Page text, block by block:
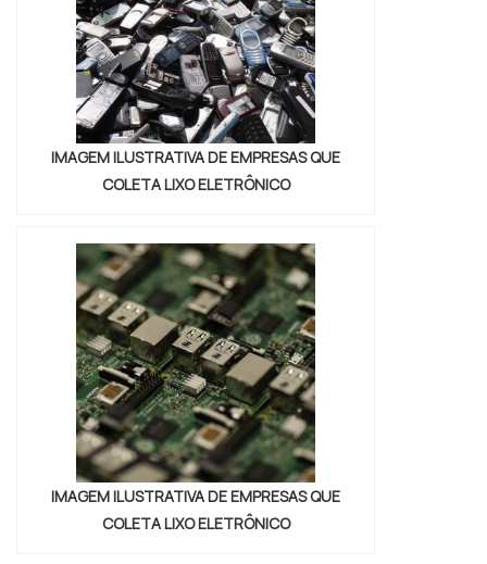
Ambiental. Dispon...
IMAGEM ILUSTRATIVA DE EMPRESAS QUE
COLETA LIXO ELETRÔNICO
IMAGEM ILUSTRATIVA DE EMPRESAS QUE
COLETA LIXO ELETRÔNICO